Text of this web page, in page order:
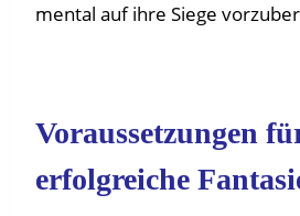
mental auf ihre Siege
Voraussetzungen
erfolgreiche